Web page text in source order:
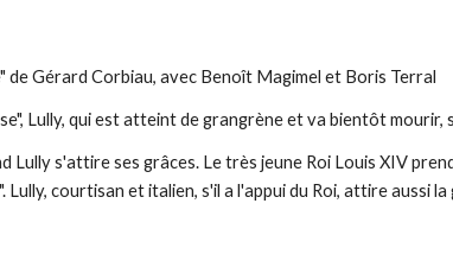
de Gérard Corbiau, avec Benoît Magimel et Boris Terral
Roi danse", Lully, qui est atteint de grangrène et va bientôt
Lully, courtisan et italien, s'il a l'appui du Roi, attire aussi